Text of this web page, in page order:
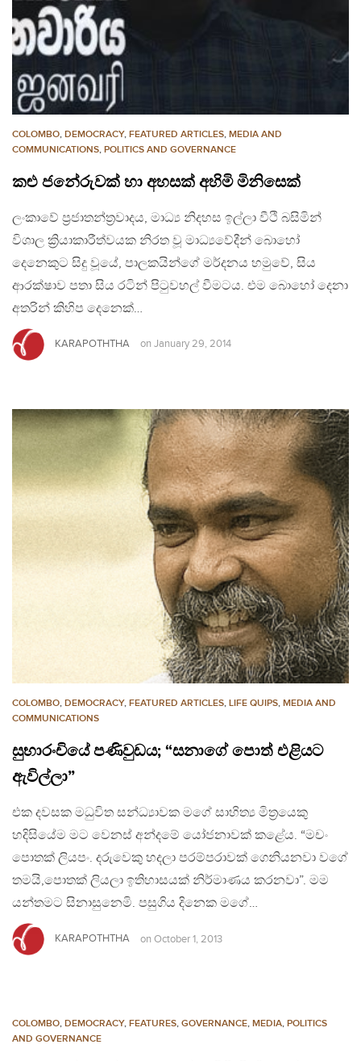
COLOMBO, DEMOCRACY, FEATURED ARTICLES, MEDIA AND
COMMUNICATIONS, POLITICS AND GOVERNANCE
කළු ජනේරුවක් හා අහසක් අහිමි මිනිසෙක්
ලංකාවේ ප්‍රජාතන්ත්‍රවාදය, මාධ්‍ය නිදහස ඉල්ලා වීථි බසිමින්
විශාල ක්‍රියාකාරීත්වයක නිරත වූ මාධ්‍යවේදීන් බොහෝ
දෙනෙකුට සිදු වූයේ, පාලකයින්ගේ මර්දනය හමුවේ, සිය
ආරක්ෂාව පතා සිය රටින් පිටුවහල් වීමටය. එම බොහෝ දෙනා
අතරින් කිහිප දෙනෙක්…
KARAPOTHTHA on January 29, 2014
COLOMBO, DEMOCRACY, FEATURED ARTICLES, LIFE QUIPS, MEDIA AND
COMMUNICATIONS
සුභාරංචියේ පණිවුඩය; “සනාගේ පොත් එළියට
ඇවිල්ලා”
එක දවසක මධුවිත සන්ධ්‍යාවක මගේ සාහිත්‍ය මිත්‍රයෙකු
හදිසියේම මට වෙනස් අන්දමේ යෝජනාවක් කළේය. “මචං
පොතක් ලියපං. දරුවෙකු හදලා පරම්පරාවක් ගෙනියනවා වගේ
තමයි,පොතක් ලියලා ඉතිහාසයක් නිර්මාණය කරනවා”. ​මම
යන්තමට සිනාසුනෙමි. පසුගිය දිනෙක මගේ…
KARAPOTHTHA on October 1, 2013
COLOMBO, DEMOCRACY, FEATURES, GOVERNANCE, MEDIA, POLITICS
AND GOVERNANCE